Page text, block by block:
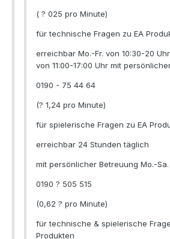
( ? 025 pro Minute)
für technische Fragen zu EA
erreichbar Mo.-Fr. von 10:30-20
von 11:00-17:00 Uhr mit
0190 - 75 44 64
(? 1,24 pro Minute)
für spielerische Fragen zu EA
erreichbar 24 Stunden täglich
mit persönlicher Betreuung Mo.-Sa.
0190 ? 505 515
(0,62 ? pro Minute)
für technische & spielerische
Produkten